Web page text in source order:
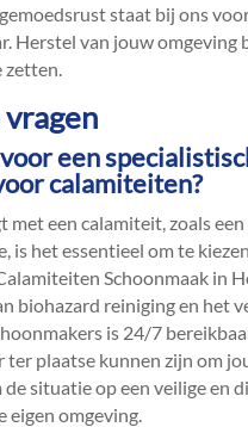
staat bij ons
Herstel van jouw omgeving
zetten.​
een
calamiteiten?
met een calamiteit, zoals
is het essentieel om te
Schoonmaak in
biohazard reiniging en het
is 24/7
ter plaatse kunnen zijn om
situatie op een veilige en
eigen omgeving.​